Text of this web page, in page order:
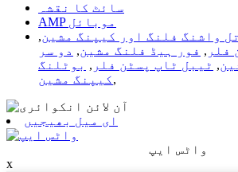
سائٹ کا نقشہ
AMP موبائل
واشنگ فلنگ اور کیپنگ مشین,
فلر , فور ہیڈ فلنگ مشین, دو سر
, ٹیبل ٹاپ پسٹن فلر , بوٹلنگ
کیپنگ مشین,
ای میل بھیجیں
واٹس ایپ
x